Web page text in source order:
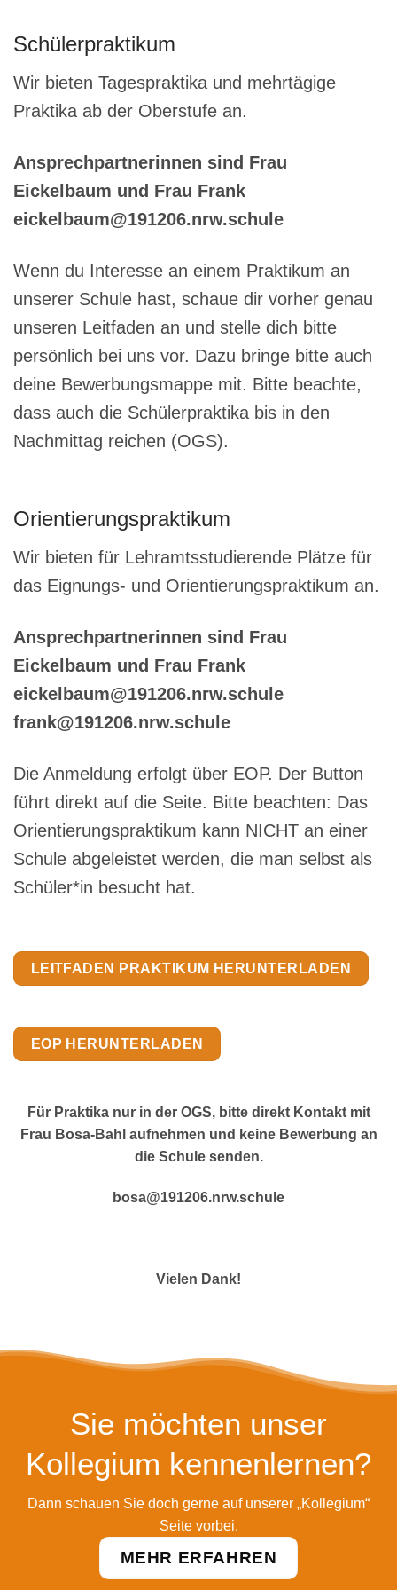
Schülerpraktikum
Wir bieten Tagespraktika und mehrtägige
Praktika ab der Oberstufe an.
Ansprechpartnerinnen sind Frau
Eickelbaum und Frau Frank
eickelbaum@191206.nrw.schule
Wenn du Interesse an einem Praktikum an
unserer Schule hast, schaue dir vorher genau
unseren Leitfaden an und stelle dich bitte
persönlich bei uns vor. Dazu bringe bitte auch
deine Bewerbungsmappe mit. Bitte beachte,
dass auch die Schülerpraktika bis in den
Nachmittag reichen (OGS).
Orientierungspraktikum
Wir bieten für Lehramtsstudierende Plätze für
das Eignungs- und Orientierungspraktikum an.
Ansprechpartnerinnen sind Frau
Eickelbaum und Frau Frank
eickelbaum@191206.nrw.schule
frank@191206.nrw.schule
Die Anmeldung erfolgt über EOP. Der Button
führt direkt auf die Seite. Bitte beachten: Das
Orientierungspraktikum kann NICHT an einer
Schule abgeleistet werden, die man selbst als
Schüler*in besucht hat.
LEITFADEN PRAKTIKUM HERUNTERLADEN
EOP HERUNTERLADEN
Für Praktika nur in der OGS, bitte direkt Kontakt mit
Frau Bosa-Bahl aufnehmen und keine Bewerbung an
die Schule senden.
bosa@191206.nrw.schule
Vielen Dank!
Sie möchten unser
Kollegium kennenlernen?
Dann schauen Sie doch gerne auf unserer „Kollegium“
Seite vorbei.
MEHR ERFAHREN